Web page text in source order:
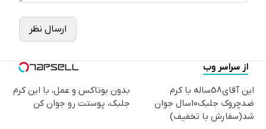
ارسال نظر
از سراسر وب
این آقای58ساله با کرم
ضدچروک جلبک10سال جوان
شد(سفارش با تخفیف)
بدون بوتاکس و عمل، با این کرم
جلبک، پوستت رو جوان کن